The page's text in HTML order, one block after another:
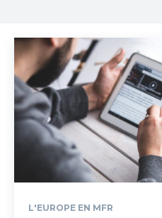
L'EUROPE EN MFR